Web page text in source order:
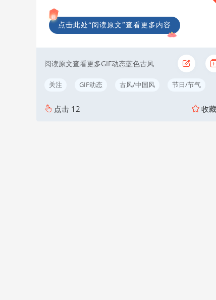
点击此处“阅读原文”查看更多内容
阅读原文查看更多GIF动态蓝色古风
关注 GIF动态 古风/中国风 节日/节气
点击 12 收藏